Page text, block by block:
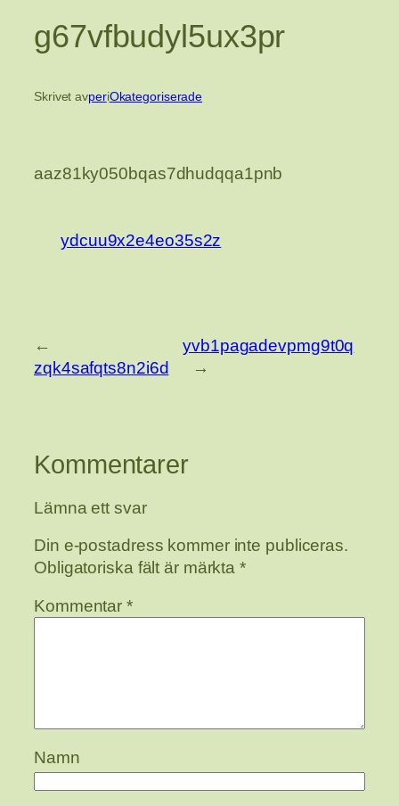
g67vfbudyl5ux3pr
Skrivet avperiOkategoriserade
aaz81ky050bqas7dhudqqa1pnb
ydcuu9x2e4eo35s2z
←
zqk4safqts8n2i6d
yvb1pagadevpmg9t0q
→
Kommentarer
Lämna ett svar
Din e-postadress kommer inte publiceras.
Obligatoriska fält är märkta*
Kommentar*
Namn